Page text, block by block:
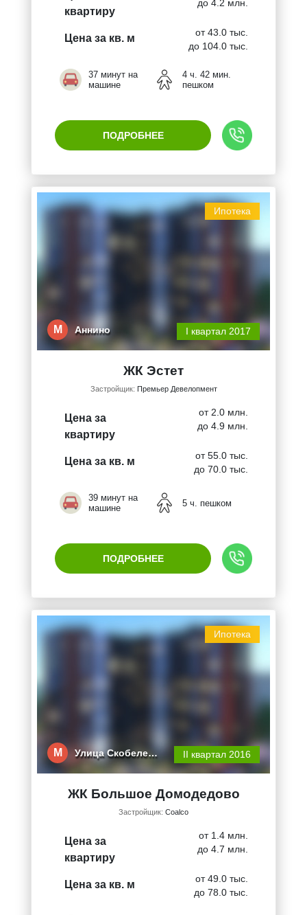
квартиру
до 4.2 млн.
Цена за кв. м
от 43.0 тыс.
до 104.0 тыс.
37 минут на
машине
4 ч. 42 мин.
пешком
ПОДРОБНЕЕ
Ипотека
М Аннино I квартал 2017
ЖК Эстет
Застройщик: Премьер Девелопмент
Цена за
квартиру
от 2.0 млн.
до 4.9 млн.
Цена за кв. м
от 55.0 тыс.
до 70.0 тыс.
39 минут на
машине
5 ч. пешком
ПОДРОБНЕЕ
Ипотека
М Улица Скобеле… II квартал 2016
ЖК Большое Домодедово
Застройщик: Coalco
Цена за
квартиру
от 1.4 млн.
до 4.7 млн.
Цена за кв. м
от 49.0 тыс.
до 78.0 тыс.